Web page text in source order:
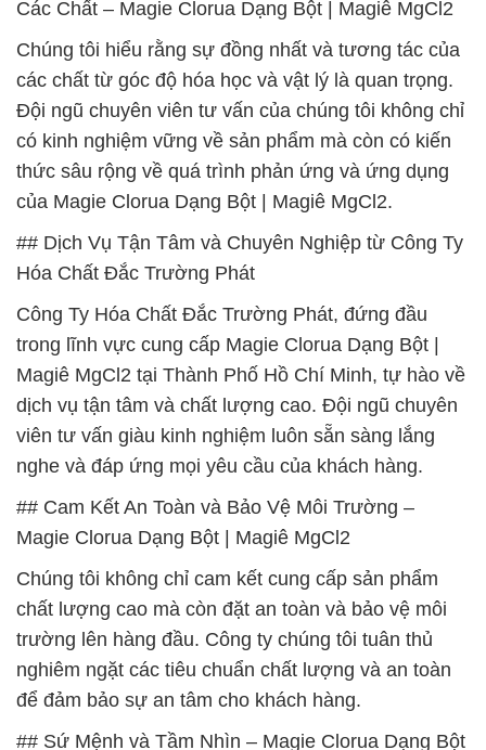
Các Chất – Magie Clorua Dạng Bột | Magiê MgCl2
Chúng tôi hiểu rằng sự đồng nhất và tương tác của
các chất từ góc độ hóa học và vật lý là quan trọng.
Đội ngũ chuyên viên tư vấn của chúng tôi không chỉ
có kinh nghiệm vững về sản phẩm mà còn có kiến
thức sâu rộng về quá trình phản ứng và ứng dụng
của Magie Clorua Dạng Bột | Magiê MgCl2.
## Dịch Vụ Tận Tâm và Chuyên Nghiệp từ Công Ty
Hóa Chất Đắc Trường Phát
Công Ty Hóa Chất Đắc Trường Phát, đứng đầu
trong lĩnh vực cung cấp Magie Clorua Dạng Bột |
Magiê MgCl2 tại Thành Phố Hồ Chí Minh, tự hào về
dịch vụ tận tâm và chất lượng cao. Đội ngũ chuyên
viên tư vấn giàu kinh nghiệm luôn sẵn sàng lắng
nghe và đáp ứng mọi yêu cầu của khách hàng.
## Cam Kết An Toàn và Bảo Vệ Môi Trường –
Magie Clorua Dạng Bột | Magiê MgCl2
Chúng tôi không chỉ cam kết cung cấp sản phẩm
chất lượng cao mà còn đặt an toàn và bảo vệ môi
trường lên hàng đầu. Công ty chúng tôi tuân thủ
nghiêm ngặt các tiêu chuẩn chất lượng và an toàn
để đảm bảo sự an tâm cho khách hàng.
## Sứ Mệnh và Tầm Nhìn – Magie Clorua Dạng Bột